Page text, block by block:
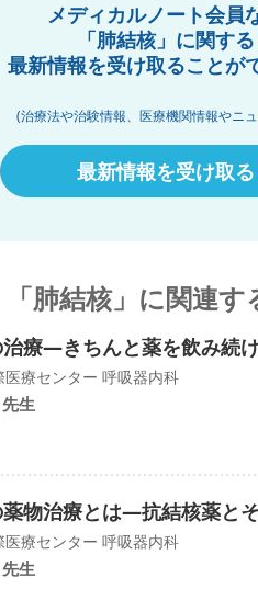
メディカルノート会員
「肺結核」に関する
最新情報を受け取ることが
(治療法や治験情報、医療機関情報やニ
最新情報を受け取る
「肺結核」に関連す
療―きちんと薬を飲み続
国立国際医療センター 呼吸器内科
生
物治療とは―抗結核薬と
国立国際医療センター 呼吸器内科
生